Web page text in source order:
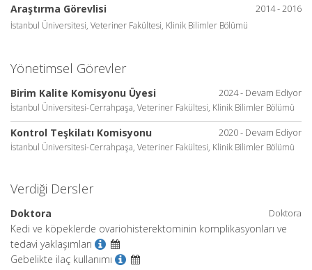
2014 - 2016
Araştırma Görevlisi
İstanbul Üniversitesi, Veteriner Fakültesi, Klinik Bilimler Bölümü
Yönetimsel Görevler
2024 - Devam Ediyor
Birim Kalite Komisyonu Üyesi
İstanbul Üniversitesi-Cerrahpaşa, Veteriner Fakültesi, Klinik Bilimler Bölümü
2020 - Devam Ediyor
Kontrol Teşkilatı Komisyonu
İstanbul Üniversitesi-Cerrahpaşa, Veteriner Fakültesi, Klinik Bilimler Bölümü
Verdiği Dersler
Doktora
Doktora
Kedi ve köpeklerde ovariohisterektominin komplikasyonları ve
tedavi yaklaşımları
Gebelikte ilaç kullanımı